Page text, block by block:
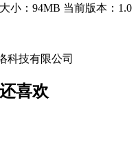
小：94MB 当前版本：1.0
科技有限公司
喜欢